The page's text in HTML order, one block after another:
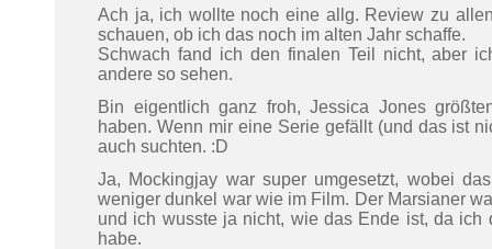
Ach ja, ich wollte noch eine allg. Review zu
schauen, ob ich das noch im alten Jahr schaffe.
Schwach fand ich den finalen Teil nicht, aber
andere so sehen.
Bin eigentlich ganz froh, Jessica Jones
haben. Wenn mir eine Serie gefällt (und das ist
auch suchten. :D
Ja, Mockingjay war super umgesetzt, wobei
weniger dunkel war wie im Film. Der Marsianer
und ich wusste ja nicht, wie das Ende ist, da ich
habe.